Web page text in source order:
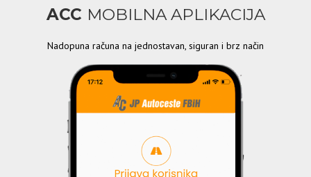
ACC MOBILNA APLIKACIJA
Nadopuna računa na jednostavan, siguran i brz način